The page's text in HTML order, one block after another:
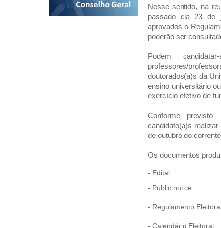
Nesse sentido, na
passado dia 23 de
aprovados o
poderão ser
Podem
professores/
doutorados(a)s da
ensino universitário
exercício efetivo de
Conforme previsto
candidato(a)s
de outubro do
Os documentos
- Edital
- Public notice
- Regulamento Eleitora
- Calendário Eleitoral